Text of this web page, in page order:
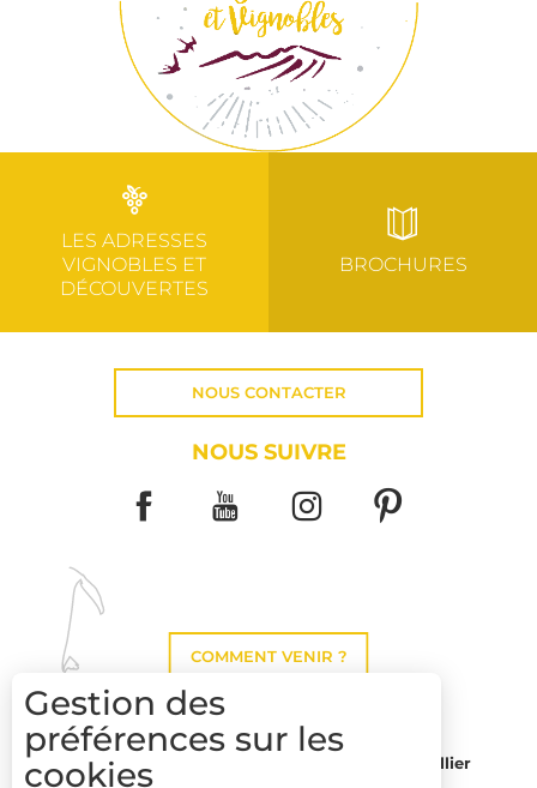
LES ADRESSES
VIGNOBLES ET
DÉCOUVERTES
BROCHURES
NOUS CONTACTER
NOUS SUIVRE
COMMENT VENIR ?
Montpellier
Gestion des
préférences sur les
cookies